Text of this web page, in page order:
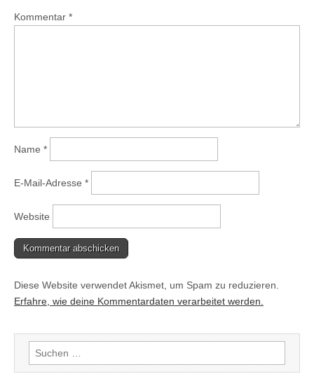
Kommentar *
Name *
E-Mail-Adresse *
Website
Diese Website verwendet Akismet, um Spam zu reduzieren.
Erfahre, wie deine Kommentardaten verarbeitet werden.
Suchen
nach: